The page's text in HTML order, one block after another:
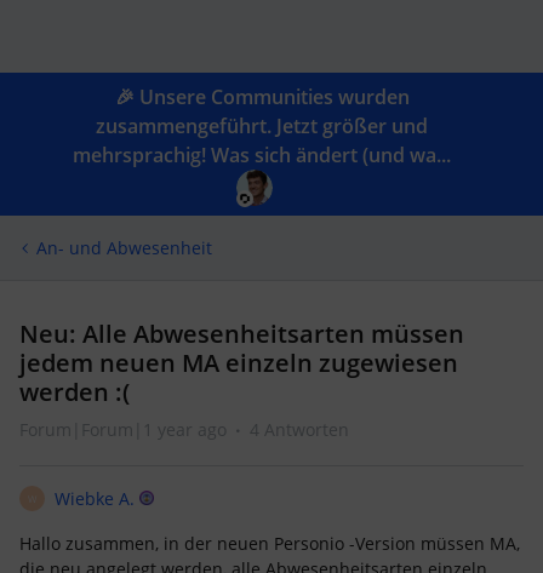
🎉 Unsere Communities wurden
zusammengeführt. Jetzt größer und
mehrsprachig! Was sich ändert (und wa...
An- und Abwesenheit
Neu: Alle Abwesenheitsarten müssen
jedem neuen MA einzeln zugewiesen
werden :(
Forum|Forum|1 year ago 4 Antworten
Wiebke A.
Hallo zusammen, in der neuen Personio -Version müssen MA,